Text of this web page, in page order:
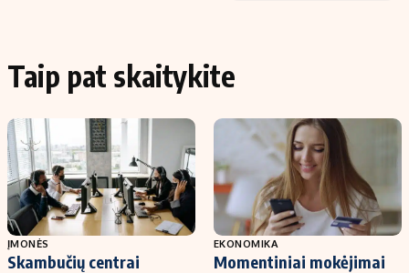
Taip pat skaitykite
ĮMONĖS
Skambučių centrai
EKONOMIKA
Momentiniai mokėjimai